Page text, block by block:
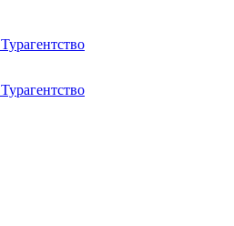
Турагентство
Турагентство